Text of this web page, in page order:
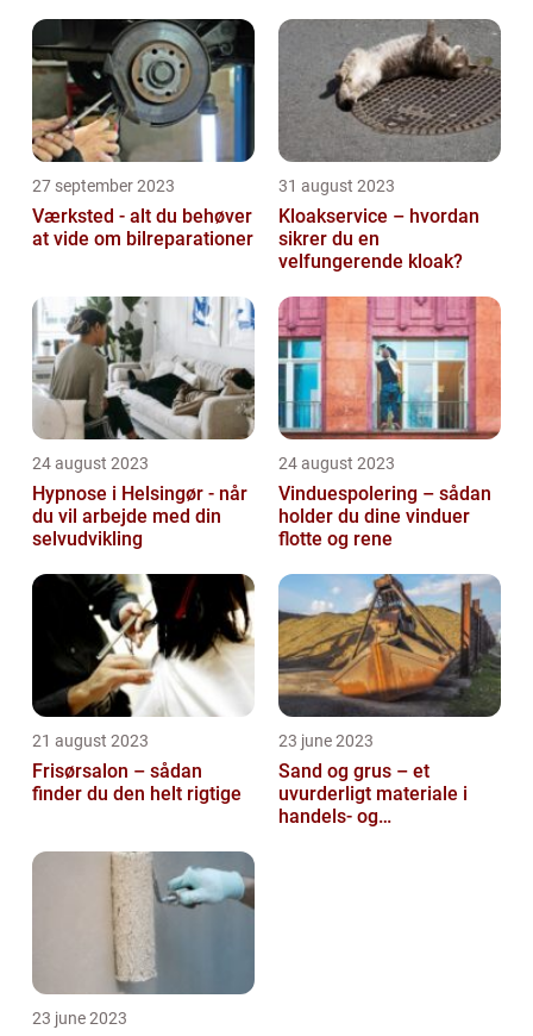
27 september 2023
Værksted - alt du behøver
at vide om bilreparationer
31 august 2023
Kloakservice – hvordan
sikrer du en
velfungerende kloak?
24 august 2023
Hypnose i Helsingør - når
du vil arbejde med din
selvudvikling
24 august 2023
Vinduespolering – sådan
holder du dine vinduer
flotte og rene
21 august 2023
Frisørsalon – sådan
finder du den helt rigtige
23 june 2023
Sand og grus – et
uvurderligt materiale i
handels- og
23 june 2023